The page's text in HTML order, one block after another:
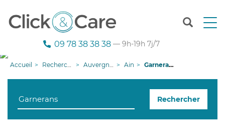
T
n
g
09 78 38 38 38 — 9h-19h 7j/7
Accueil Recherche aide à domicile Auvergne-Rhône-Alpes Ain Garnerans
Rechercher